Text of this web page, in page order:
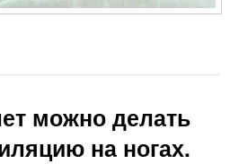
можно делать
на ногах.